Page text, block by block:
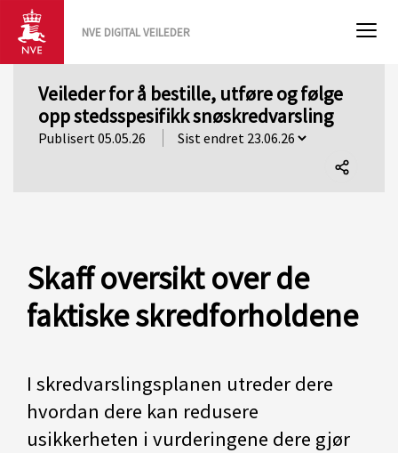
NVE DIGITAL VEILEDER
Veileder for å bestille, utføre og følge
opp stedsspesifikk snøskredvarsling
Publisert 05.05.26
Skaff oversikt over de
faktiske skredforholdene
I skredvarslingsplanen utreder dere
hvordan dere kan redusere
usikkerheten i vurderingene dere gjør